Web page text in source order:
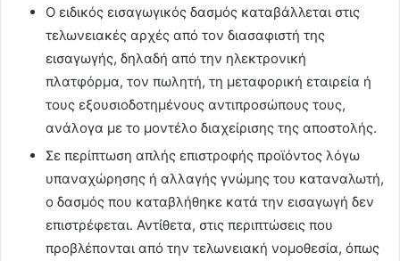
Ο ειδικός εισαγωγικός δασμός καταβάλλεται στις
τελωνειακές αρχές από τον διασαφιστή της
εισαγωγής, δηλαδή από την ηλεκτρονική
πλατφόρμα, τον πωλητή, τη μεταφορική εταιρεία ή
τους εξουσιοδοτημένους αντιπροσώπους τους,
ανάλογα με το μοντέλο διαχείρισης της αποστολής.
Σε περίπτωση απλής επιστροφής προϊόντος λόγω
υπαναχώρησης ή αλλαγής γνώμης του καταναλωτή,
ο δασμός που καταβλήθηκε κατά την εισαγωγή δεν
επιστρέφεται. Αντίθετα, στις περιπτώσεις που
προβλέπονται από την τελωνειακή νομοθεσία, όπως